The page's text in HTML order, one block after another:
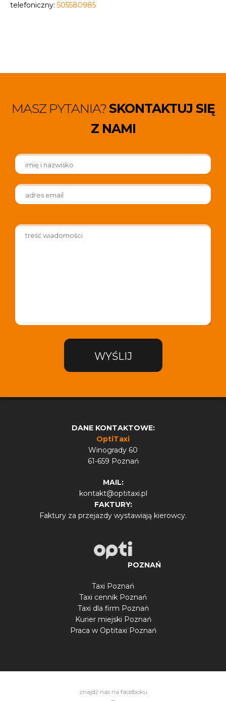
telefoniczny: 505580985
MASZ PYTANIA? SKONTAKTUJ SIĘ
Z NAMI
WYŚLIJ
DANE KONTAKTOWE:
OptiTaxi
Winogrady 60
61-659 Poznań
MAIL:
kontakt@optitaxi.pl
FAKTURY:
Faktury za przejazdy wystawiają kierowcy.
POZNAŃ
Taxi Poznań
Taxi cennik Poznań
Taxi dla firm Poznań
Kurier miejski Poznań
Praca w Optitaxi Poznań
znajdź nas na faceboku